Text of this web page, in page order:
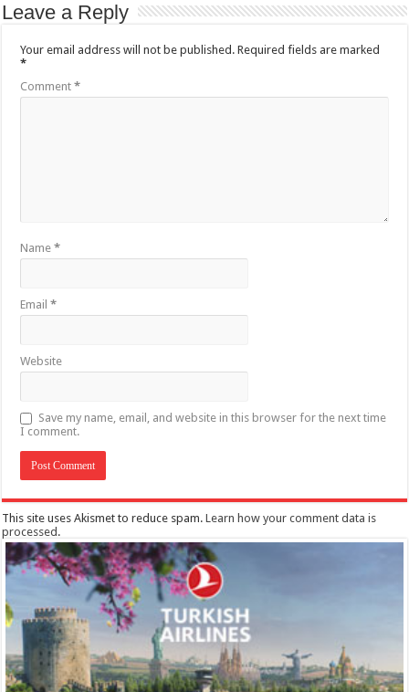
Leave a Reply
Your email address will not be published. Required fields are marked
*
Comment*
Name*
Email*
Website
Save my name, email, and website in this browser for the next time
I comment.
This site uses Akismet to reduce spam.Learn how your comment data is
processed .